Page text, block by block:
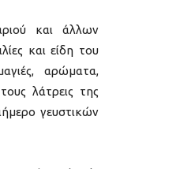
και άλλων
και είδη του
αρώματα,
λάτρεις της
γευστικών